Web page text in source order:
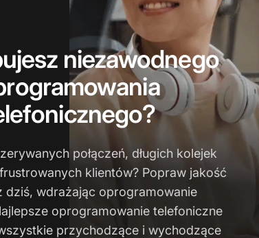
niezawodnego
połączeń, długich kolejek
klientów? Popraw jakość
dziś, wdrażając oprogramowanie
oprogramowanie telefoniczne
przychodzące i wychodzące